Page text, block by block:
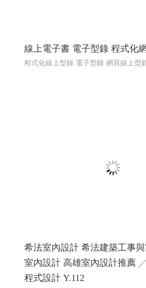
線上電子書 電子型錄 程式化
程式化線上型錄 電子型錄 網頁線上型
希法室內設計 希法建築工事
室內設計 高雄室內設計推薦
程式設計 Y.112